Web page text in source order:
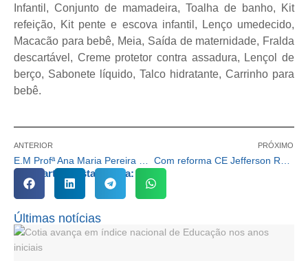
Infantil, Conjunto de mamadeira, Toalha de banho, Kit
refeição, Kit pente e escova infantil, Lenço umedecido,
Macacão para bebê, Meia, Saída de maternidade, Fralda
descartável, Creme protetor contra assadura, Lençol de
berço, Sabonete líquido, Talco hidratante, Carrinho para
bebê.
ANTERIOR PRÓXIMO
Compartilhe esta notícia:
Últimas notícias